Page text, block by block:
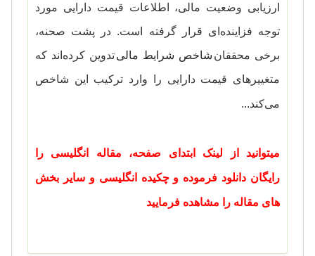
ارزیابی وضعیت مالی، اطلاعات قیمت دارایی مورد
توجه فزاینده‌ای قرار گرفته است. در پشت صحنه،
برخی محققانشاخص شرایط مالیتدوین کرده‌اند که
متغییرهای قیمت دارایی را وارد ترکیب این شاخص
می‌کند...
میتوانید از لینک ابتدای صفحه، مقاله انگلیسی را
رایگان دانلود فرموده و چکیده انگلیسی و سایر بخش
های مقاله را مشاهده فرمایید